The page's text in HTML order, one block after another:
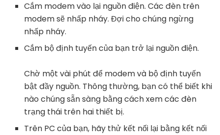
Cắm modem vào lại nguồn điện. Các đèn trên
modem sẽ nhấp nháy. Đợi cho chúng ngừng
nhấp nháy.
Cắm bộ định tuyến của bạn trở lại nguồn điện.
Chờ một vài phút để modem và bộ định tuyến
bật đầy nguồn. Thông thường, bạn có thể biết khi
nào chúng sẵn sàng bằng cách xem các đèn
trạng thái trên hai thiết bị.
Trên PC của bạn, hãy thử kết nối lại bằng kết nối